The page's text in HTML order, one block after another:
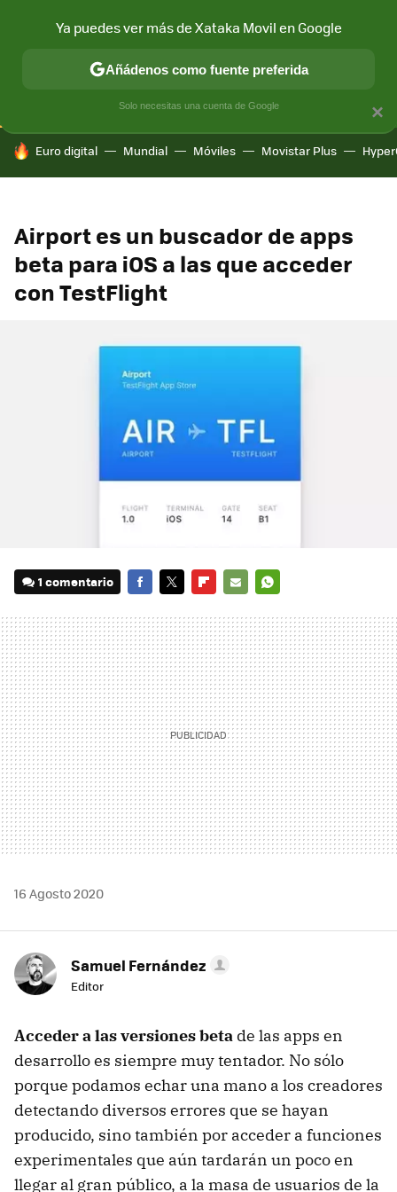
CONECTIVIDAD MÓVIL Y SOCIEDAD APLICACIONES
HOY SE HABLA DE
Euro digital Mundial Móviles Movistar Plus
Airport es un buscador de apps
beta para iOS a las que acceder
con TestFlight
1 comentario
MAIL
16 Agosto 2020
Samuel Fernández
Editor
Acceder a las versiones beta de las apps en
desarrollo es siempre muy tentador. No sólo
porque podamos echar una mano a los creadores
detectando diversos errores que se hayan
producido, sino también por acceder a funciones
experimentales que aún tardarán un poco en
llegar al gran público, a la masa de usuarios de la
×
Ya puedes ver más de Xataka Movil en Google
Añádenos como fuente preferida
Solo necesitas una cuenta de Google